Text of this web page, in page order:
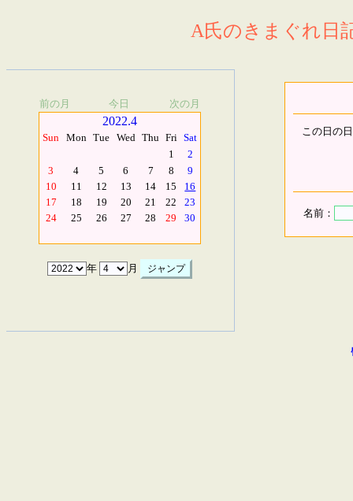
A氏のきまぐれ日
前の月 今日 次の月
2022.4
Sun Mon Tue Wed Thu Fri Sat
1
2
3
4 5 6 7 8
9
10
11 12 13 14 15
16
17
18 19 20 21 22
23
24
25 26 27 28 29 30
年 月
この日の
名前：